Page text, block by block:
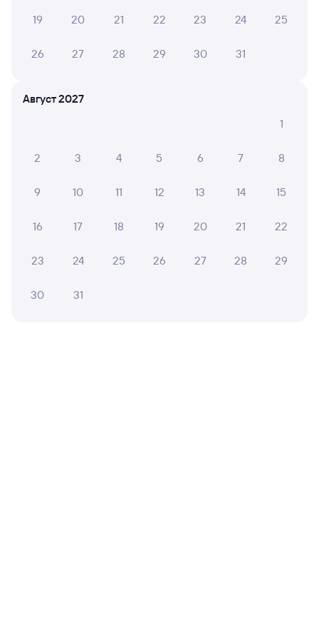
Вокзал Ружино
19 20 21 22 23 24 25
26 27 28 29 30 31
Август 2027
1
2 3 4 5 6 7 8
9 10 11 12 13 14 15
16 17 18 19 20 21 22
23 24 25 26 27 28 29
30 31